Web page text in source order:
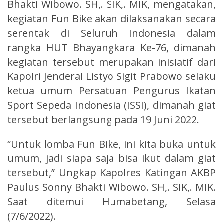
Bhakti Wibowo. SH,. SIK,. MIK, mengatakan,
kegiatan Fun Bike akan dilaksanakan secara
serentak di Seluruh Indonesia dalam
rangka HUT Bhayangkara Ke-76, dimanah
kegiatan tersebut merupakan inisiatif dari
Kapolri Jenderal Listyo Sigit Prabowo selaku
ketua umum Persatuan Pengurus Ikatan
Sport Sepeda Indonesia (ISSI), dimanah giat
tersebut berlangsung pada 19 Juni 2022.
“Untuk lomba Fun Bike, ini kita buka untuk
umum, jadi siapa saja bisa ikut dalam giat
tersebut,” Ungkap Kapolres Katingan AKBP
Paulus Sonny Bhakti Wibowo. SH,. SIK,. MIK.
Saat ditemui Humabetang, Selasa
(7/6/2022).